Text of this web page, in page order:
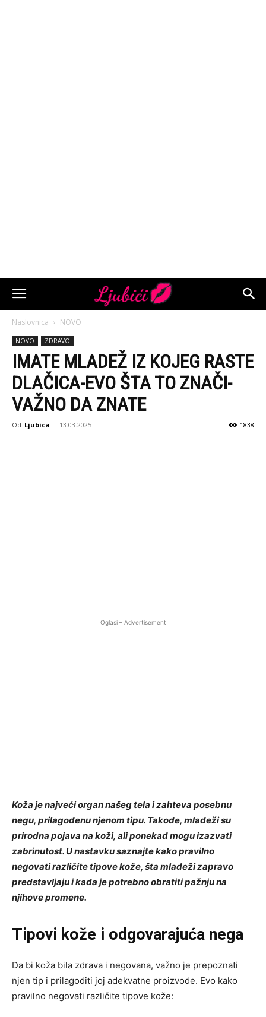
Naslovnica NOVO
NOVO ZDRAVO
IMATE MLADEŽ IZ KOJEG RASTE
DLAČICA-EVO ŠTA TO ZNAČI-
VAŽNO DA ZNATE
Od Ljubica - 13.03.2025 1838
Oglasi – Advertisement
Koža je najveći organ našeg tela i zahteva posebnu
negu, prilagođenu njenom tipu. Takođe, mladeži su
prirodna pojava na koži, ali ponekad mogu izazvati
zabrinutost. U nastavku saznajte kako pravilno
negovati različite tipove kože, šta mladeži zapravo
predstavljaju i kada je potrebno obratiti pažnju na
njihove promene.
Tipovi kože i odgovarajuća nega
Da bi koža bila zdrava i negovana, važno je prepoznati
njen tip i prilagoditi joj adekvatne proizvode. Evo kako
pravilno negovati različite tipove kože: